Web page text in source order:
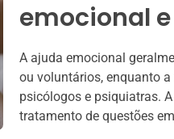
emocional
A ajuda emocional
ou voluntários, enquanto
psicólogos e psiquiatras.
tratamento de questões